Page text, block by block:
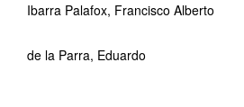
Ibarra Palafox, Francisco Alberto
de la Parra, Eduardo